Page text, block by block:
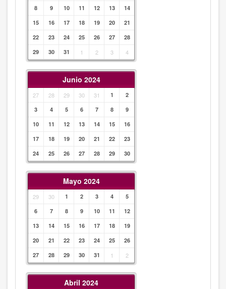
8
9 10 11 12 13
14
15
16 17 18 19 20
21
22
23 24 25 26 27
28
29
30 31 1 2 3 4
Junio 2024
27 28 29 30 31 1
2
3
4 5 6 7 8
9
10
11 12 13 14 15
16
17
18 19 20 21 22
23
24
25 26 27 28 29 30
Mayo 2024
29 30 1 2 3 4
5
6
7 8 9 10 11
12
13
14 15 16 17 18
19
20
21 22 23 24 25
26
27
28 29 30 31 1 2
Abril 2024